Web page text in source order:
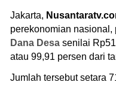
Jakarta,
perekonomian nasional,
Dana Desa senilai
atau 99,91 persen dari
Jumlah tersebut setara